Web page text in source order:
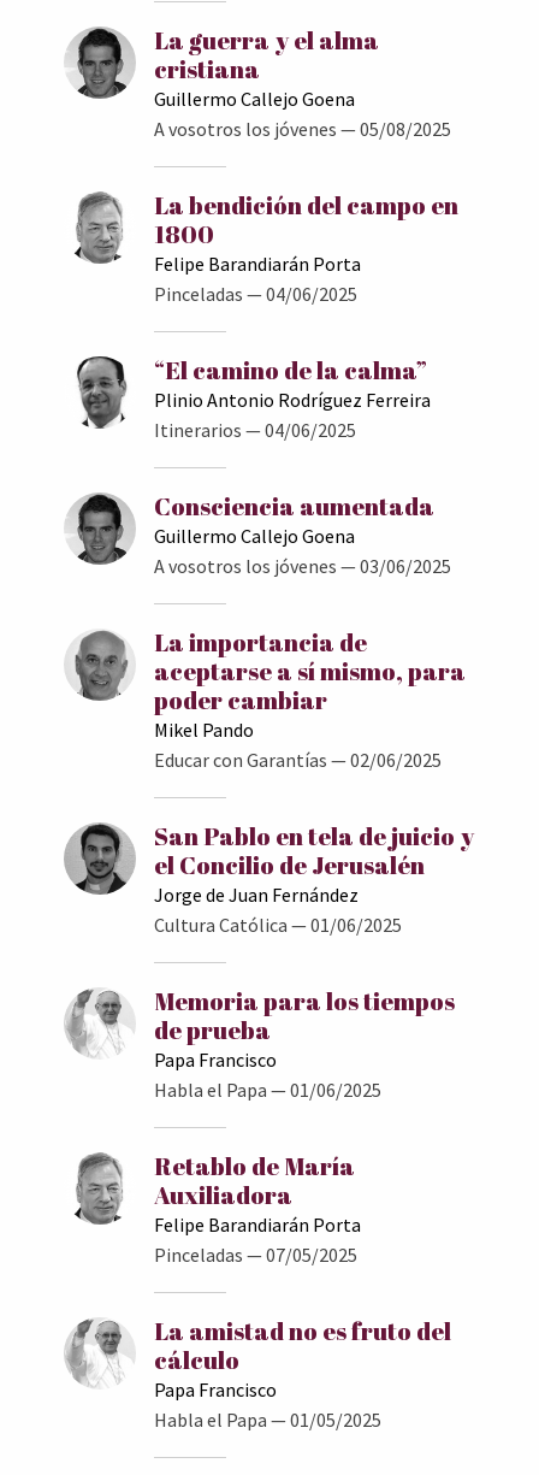
La guerra y el alma
cristiana
Guillermo Callejo Goena
A vosotros los jóvenes — 05/08/2025
La bendición del campo en
1800
Felipe Barandiarán Porta
Pinceladas — 04/06/2025
“El camino de la calma”
Plinio Antonio Rodríguez Ferreira
Itinerarios — 04/06/2025
Consciencia aumentada
Guillermo Callejo Goena
A vosotros los jóvenes — 03/06/2025
La importancia de
aceptarse a sí mismo, para
poder cambiar
Mikel Pando
Educar con Garantías — 02/06/2025
San Pablo en tela de juicio y
el Concilio de Jerusalén
Jorge de Juan Fernández
Cultura Católica — 01/06/2025
Memoria para los tiempos
de prueba
Papa Francisco
Habla el Papa — 01/06/2025
Retablo de María
Auxiliadora
Felipe Barandiarán Porta
Pinceladas — 07/05/2025
La amistad no es fruto del
cálculo
Papa Francisco
Habla el Papa — 01/05/2025